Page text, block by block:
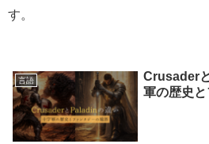
す。
言語
Crusader
軍の歴史